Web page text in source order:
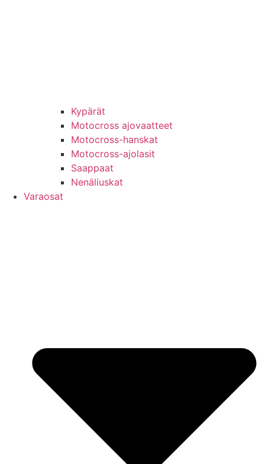
Kypärät
Motocross ajovaatteet
Motocross-hanskat
Motocross-ajolasit
Saappaat
Nenäliuskat
Varaosat